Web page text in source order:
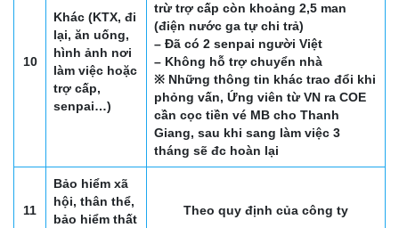
10
Khác (KTX, đi
lại, ăn uống,
hình ảnh nơi
làm việc hoặc
trợ cấp,
senpai…)
trừ trợ cấp còn khoảng 2,5 man
(điện nước ga tự chi trả)
– Đã có 2 senpai người Việt
– Không hỗ trợ chuyển nhà
※ Những thông tin khác trao đổi khi
phỏng vấn, Ứng viên từ VN ra COE
cần cọc tiền vé MB cho Thanh
Giang, sau khi sang làm việc 3
tháng sẽ đc hoàn lại
11
Bảo hiểm xã
hội, thân thể,
bảo hiểm thất
Theo quy định của công ty